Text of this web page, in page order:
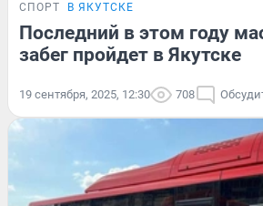
СПОРТ В ЯКУТСКЕ
Последний в этом году
забег пройдет в Якутске
19 сентября, 2025, 12:30 708